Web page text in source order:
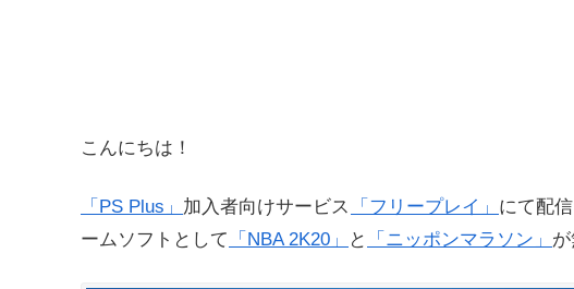
こんにちは！
「PS Plus」 加入者向けサービス 「フリープレイ」 にて配
ームソフトとして
「NBA 2K20」 と 「ニッポンマラソン」